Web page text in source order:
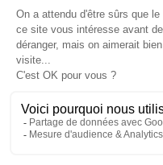
Annuaire des constructeurs
Conseils
PTZ
Maison écologique